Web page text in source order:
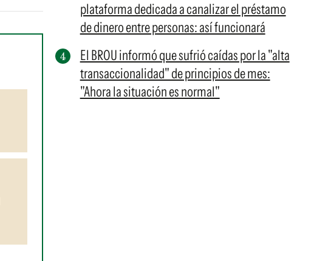
plataforma dedicada a canalizar el préstamo
de dinero entre personas: así funcionará
El BROU informó que sufrió caídas por la "alta
transaccionalidad" de principios de mes:
"Ahora la situación es normal"